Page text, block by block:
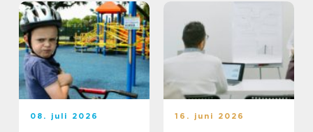
08. juli 2026 16. juni 2026